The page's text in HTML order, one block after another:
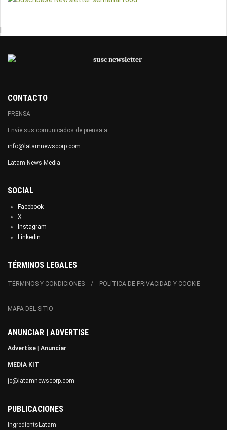
CONTACTO
PRENSA
Envíe sus comunicados de prensa a
info@latamnewscorp.com
Latam News Media
SOCIAL
Facebook
X
Instagram
Linkedin
TÉRMINOS LEGALES
TÉRMINOS Y CONDICIONES POLÍTICA DE PRIVACIDAD Y COOKIE
MAPA DEL SITIO
ANUNCIAR | ADVERTISE
Advertise Anunciar
MEDIA KIT
jc@latamnewscorp.com
PUBLICACIONES
IngredientsLatam